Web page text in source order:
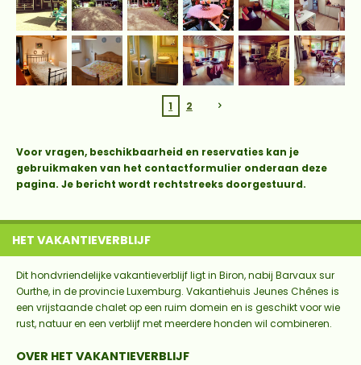
1 2
Voor vragen, beschikbaarheid en reservaties kan je
gebruikmaken van het contactformulier onderaan deze
pagina. Je bericht wordt rechtstreeks doorgestuurd.
HET VAKANTIEVERBLIJF
Dit hondvriendelijke vakantieverblijf ligt in Biron, nabij Barvaux sur
Ourthe, in de provincie Luxemburg. Vakantiehuis Jeunes Chênes is
een vrijstaande chalet op een ruim domein en is geschikt voor wie
rust, natuur en een verblijf met meerdere honden wil combineren.
OVER HET VAKANTIEVERBLIJF